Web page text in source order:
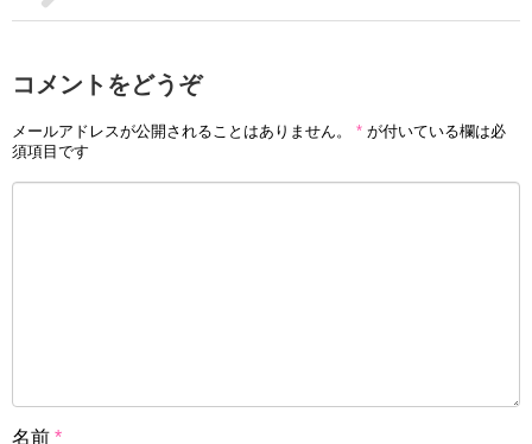
コメントをどうぞ
メールアドレスが公開されることはありません。 * が付いている欄は必
須項目です
名前 *